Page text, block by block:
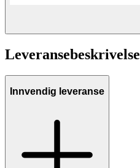
Leveransebeskrivelse
Innvendig leveranse